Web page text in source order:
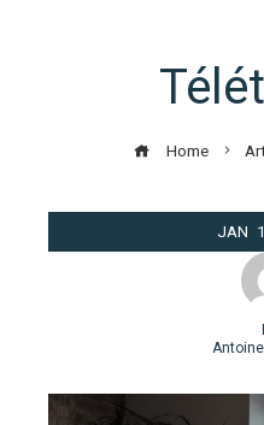
Home
JAN